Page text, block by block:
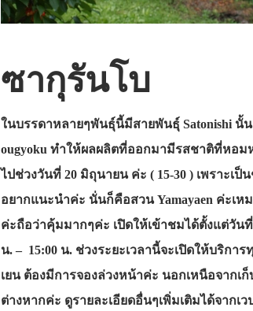
ซากุรันโบ
ในบรรดาหลายๆพันธุ์นี้มีสายพันธุ์ Satonishi นั้
ougyoku ทำให้ผลผลิตที่ออกมามีรสชาติที่หอ
ไปช่วงวันที่ 20 มิถุนายน ค่ะ ( 15-30 ) เพราะ
อยากแนะนำค่ะ นั่นก็คือสวน Yamayaen ค่ะเ
ค่ะถือว่าคุ้มมากๆค่ะ เปิดให้เข้าชมได้ตั้งแต่วัน
น. – 15:00 น. ช่วงระยะเวลานี้จะเปิดให้บริก
เยน ต้องมีการจองล่วงหน้าค่ะ นอกเหนือจาก
ต่างหากค่ะ ดูรายละเอียดอื่นๆเพิ่มเติมได้จา